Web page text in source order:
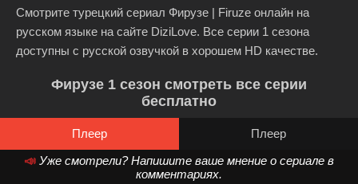
Смотрите турецкий сериал Фирузе | Firuze онлайн на
русском языке на сайте DiziLove. Все серии 1 сезона
доступны с русской озвучкой в хорошем HD качестве.
Фирузе 1 сезон смотреть все серии
бесплатно
Плеер
Плеер
📣 Уже смотрели? Напишите ваше мнение о сериале в
комментариях.